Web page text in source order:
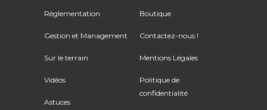
Réglementation
Gestion et Management
Sur le terrain
Vidéos
Astuces
Boutique
Contactez-nous !
Mentions Légales
Politique de
confidentialité